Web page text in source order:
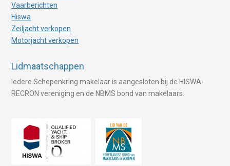
Vaarberichten
Hiswa
Zeiljacht verkopen
Motorjacht verkopen
Lidmaatschappen
Iedere Schepenkring makelaar is aangesloten bij de HISWA-
RECRON vereniging en de NBMS bond van makelaars.